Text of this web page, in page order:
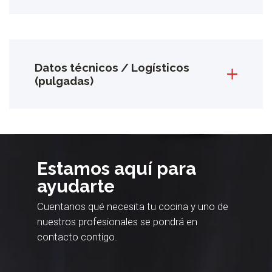
Datos técnicos / Logísticos
(pulgadas)
Estamos aquí para
ayudarte
Cuentanos qué necesita tu cocina y uno de
nuestros profesionales se pondrá en
contacto contigo.